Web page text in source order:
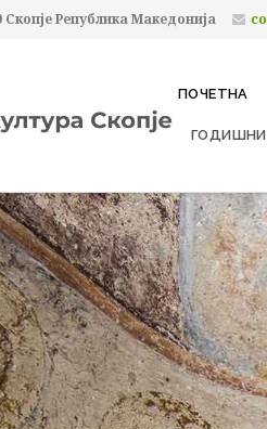
Република Македонија
ПОЧЕТНА